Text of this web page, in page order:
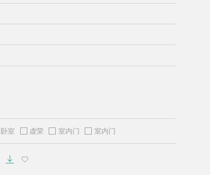
卧室 虚荣 室内门 室内门